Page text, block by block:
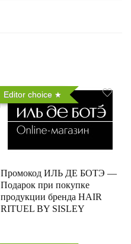
Editor choice
Промокод ИЛЬ ДЕ БОТЭ —
Подарок при покупке
продукции бренда HAIR
RITUEL BY SISLEY